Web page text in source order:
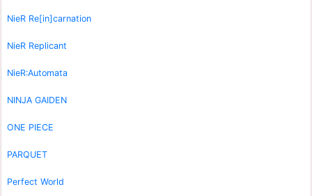
NieR Re[in]carnation
NieR Replicant
NieR:Automata
NINJA GAIDEN
ONE PIECE
PARQUET
Perfect World